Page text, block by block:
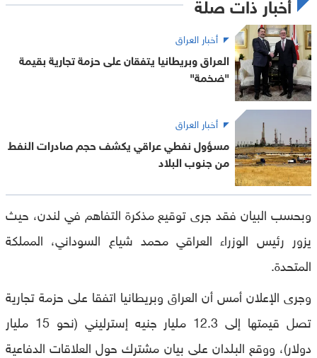
أخبار العراق
العراق وبريطانيا يتفقان على حزمة تجارية بقيمة
"ضخمة"
أخبار العراق
مسؤول نفطي عراقي يكشف حجم صادرات النفط
من جنوب البلاد
وبحسب البيان فقد جرى توقيع مذكرة التفاهم في لندن، حيث
يزور رئيس الوزراء العراقي محمد شياع السوداني، المملكة
المتحدة.
وجرى الإعلان أمس أن العراق وبريطانيا اتفقا على حزمة تجارية
تصل قيمتها إلى 12.3 مليار جنيه إسترليني (نحو 15 مليار
دولار)، ووقع البلدان على بيان مشترك حول العلاقات الدفاعية